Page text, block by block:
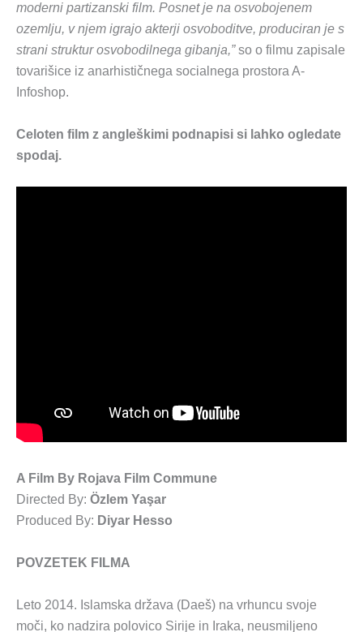
moderni partizanski film. Posnet je na osvobojenem
ozemlju, v njem igrajo akterji osvoboditve, produciran je s
strani struktur osvobodilnega gibanja,”so o filmu zapisale
tovarišice iz anarhističnega socialnega prostora A-
Infoshop.
Celoten film z angleškimi podnapisi si lahko ogledate
spodaj.
A Film By Rojava Film Commune
Directed By: Özlem Yaşar
Produced By: Diyar Hesso
POVZETEK FILMA
Leto 2014. Islamska država (Daeš) na vrhuncu svoje
moči, ko nadzira polovico Sirije in Iraka, neusmiljeno